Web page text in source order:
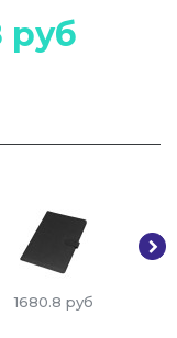
руб
1680.8 руб